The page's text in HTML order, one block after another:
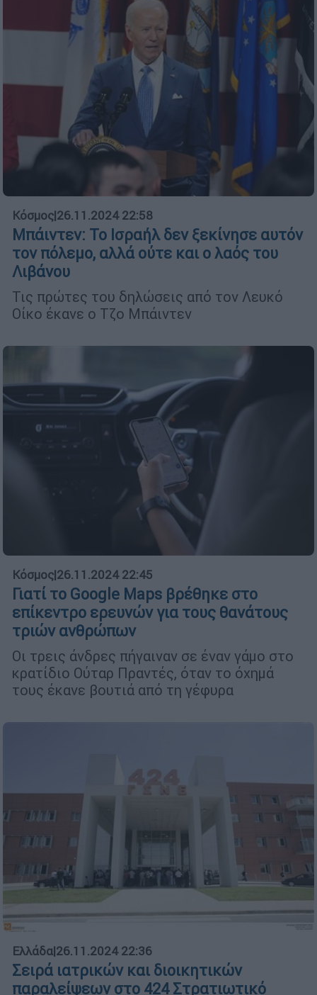
Κόσμος|26.11.2024 22:58
Μπάιντεν: Το Ισραήλ δεν ξεκίνησε αυτόν
τον πόλεμο, αλλά ούτε και ο λαός του
Λιβάνου
Τις πρώτες του δηλώσεις από τον Λευκό
Οίκο έκανε ο Τζο Μπάιντεν
Κόσμος|26.11.2024 22:45
Γιατί το Google Maps βρέθηκε στο
επίκεντρο ερευνών για τους θανάτους
τριών ανθρώπων
Οι τρεις άνδρες πήγαιναν σε έναν γάμο στο
κρατίδιο Ούταρ Πραντές, όταν το όχημά
τους έκανε βουτιά από τη γέφυρα
Ελλάδα|26.11.2024 22:36
Σειρά ιατρικών και διοικητικών
παραλείψεων στο 424 Στρατιωτικό